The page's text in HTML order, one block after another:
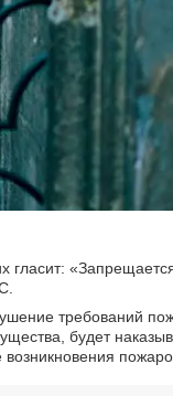
гласит:
требований
будет